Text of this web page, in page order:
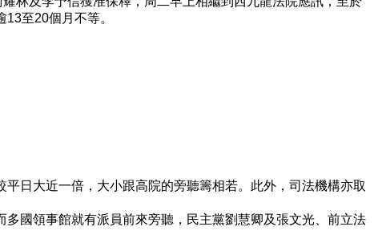
至20個月不等。
日大近一倍，大小跟高院的旁聽籌相若。此外，司法機構亦取
國領事館就有派員前來旁聽，民主黨劉慧卿及張文光、前立法